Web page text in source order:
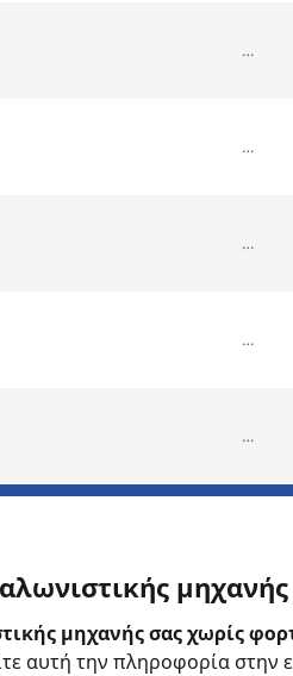
…
…
…
…
…
μηχανής
μηχανής σας χωρίς
αυτή την πληροφορία στην